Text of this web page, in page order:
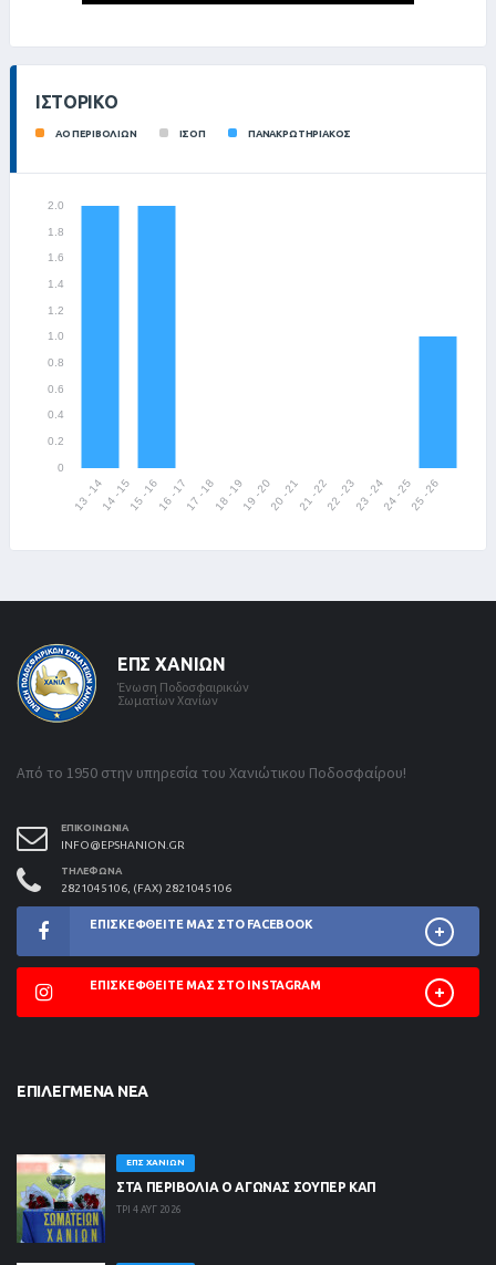
ΙΣΤΟΡΙΚΌ
ΑΟ ΠΕΡΙΒΟΛΙΩΝ ΙΣΟΠ ΠΑΝΑΚΡΩΤΗΡΙΑΚΟΣ
ΕΠΣ ΧΑΝΊΩΝ
Ένωση Ποδοσφαιρικών
Σωματίων Χανίων
Από το 1950 στην υπηρεσία του Χανιώτικου Ποδοσφαίρου!
ΕΠΙΚΟΙΝΩΝΊΑ
INFO@EPSHANION.GR
ΤΗΛΈΦΩΝΑ
2821045106, (FAX) 2821045106
ΕΠΙΣΚΕΦΘΕΊΤΕ ΜΑΣ ΣΤΟ FACEBOOK
ΕΠΙΣΚΕΦΘΕΊΤΕ ΜΑΣ ΣΤΟ INSTAGRAM
ΕΠΙΛΕΓΜΈΝΑ ΝΈΑ
ΕΠΣ ΧΑΝΊΩΝ
ΣΤΑ ΠΕΡΙΒΟΛΙΑ Ο ΑΓΩΝΑΣ ΣΟΥΠΕΡ ΚΑΠ
ΤΡΙ 4 ΑΥΓ 2026